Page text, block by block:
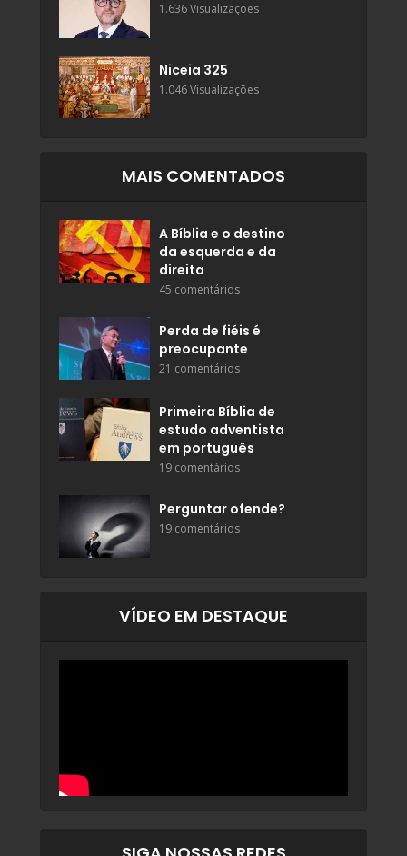
1.636 Visualizações
Niceia 325
1.046 Visualizações
MAIS COMENTADOS
A Bíblia e o destino
da esquerda e da
direita
45 comentários
Perda de fiéis é
preocupante
21 comentários
Primeira Bíblia de
estudo adventista
em português
19 comentários
Perguntar ofende?
19 comentários
VÍDEO EM DESTAQUE